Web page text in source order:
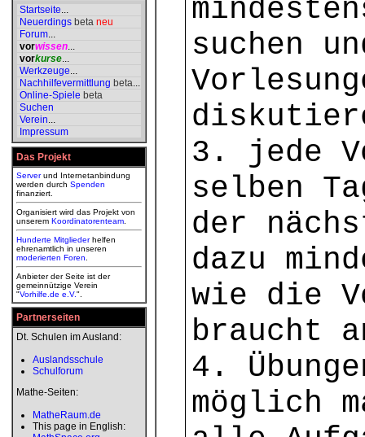
Startseite...
Neuerdings beta neu
Forum...
vorwissen...
vorkurse...
Werkzeuge...
Nachhilfevermittlung beta...
Online-Spiele beta
Suchen
Verein...
Impressum
Das Projekt
Serverund Internetanbindung
werden durch Spenden
finanziert.
Organisiert wird das Projekt von
unserem Koordinatorenteam
Hunderte Mitgliederhelfen
ehrenamtlich in unseren
moderierten Foren
Anbieter der Seite ist der
gemeinnützige Verein
"Vorhilfe.de e.V.".
Partnerseiten
Dt. Schulen im Ausland:
Auslandsschule
Schulforum
Mathe-Seiten:
MatheRaum.de
This page in English:
suchen
3. jede
selben
der
dazu
wie die
braucht
4.
möglich